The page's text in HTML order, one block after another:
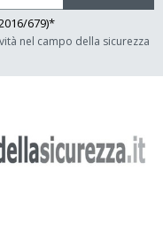
679)*
nel campo della sicurezza